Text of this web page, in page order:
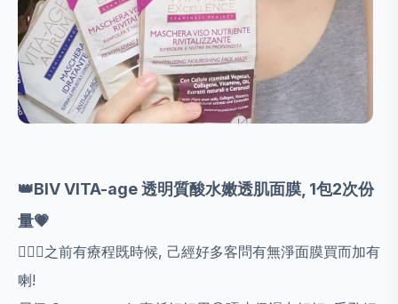
👑BlV VITA-age 透明質酸水嫩透肌面膜, 1包2次份
量💗
💁🏻‍♀️之前有療程既時候, 己經好多客問有無淨面膜買而加有
喇!